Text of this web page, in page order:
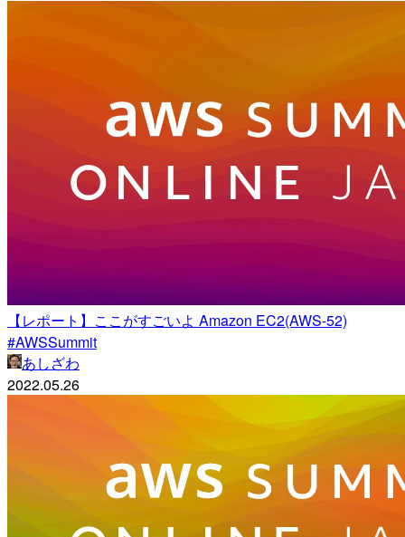
【レポート】ここがすごいよ Amazon EC2(AWS-52)
#AWSSummit
あしざわ
2022.05.26